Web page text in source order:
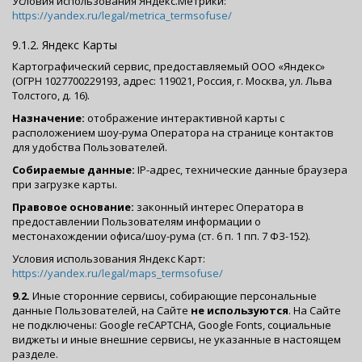
https://yandex.ru/legal/metrica_termsofuse/
9.1.2. Яндекс Карты
Картографический сервис, предоставляемый ООО «Яндекс»
(ОГРН 1027700229193, адрес: 119021, Россия, г. Москва, ул. Льва
Толстого, д. 16).
Назначение: отображение интерактивной карты с
расположением шоу-рума Оператора на странице контактов
для удобства Пользователей.
Собираемые данные: IP-адрес, технические данные браузера
при загрузке карты.
Правовое основание: законный интерес Оператора в
предоставлении Пользователям информации о
местонахождении офиса/шоу-рума (ст. 6 п. 1 пп. 7 ФЗ-152).
Условия использования Яндекс Карт:
https://yandex.ru/legal/maps_termsofuse/
9.2. Иные сторонние сервисы, собирающие персональные
данные Пользователей, на Сайте не используются. На Сайте
не подключены: Google reCAPTCHA, Google Fonts, социальные
виджеты и иные внешние сервисы, не указанные в настоящем
разделе.